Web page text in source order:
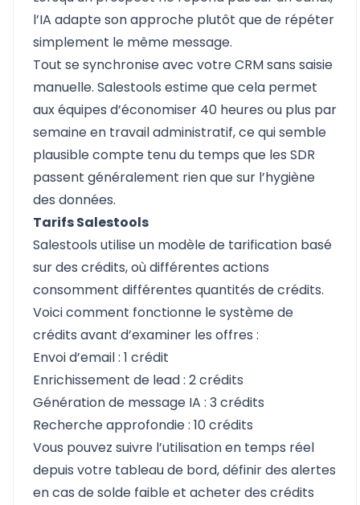
l’IA adapte son approche plutôt que de répéter
simplement le même message.
Tout se synchronise avec votre CRM sans saisie
manuelle. Salestools estime que cela permet
aux équipes d’économiser 40 heures ou plus par
semaine en travail administratif, ce qui semble
plausible compte tenu du temps que les SDR
passent généralement rien que sur l’hygiène
des données.
Tarifs Salestools
Salestools utilise un modèle de tarification basé
sur des crédits, où différentes actions
consomment différentes quantités de crédits.
Voici comment fonctionne le système de
crédits avant d’examiner les offres :
Envoi d’email : 1 crédit
Enrichissement de lead : 2 crédits
Génération de message IA : 3 crédits
Recherche approfondie : 10 crédits
Vous pouvez suivre l’utilisation en temps réel
depuis votre tableau de bord, définir des alertes
en cas de solde faible et acheter des crédits